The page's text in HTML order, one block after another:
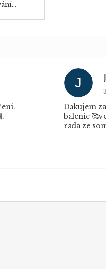
je 5 z 5 hvězdiček.
J
Dakujem
balenie
rada ze